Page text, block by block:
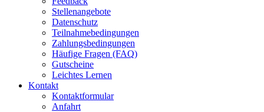
Stellenangebote
Datenschutz
Teilnahmebedingungen
Zahlungsbedingungen
Häufige Fragen (FAQ)
Gutscheine
Leichtes Lernen
Kontakt
Kontaktformular
Anfahrt